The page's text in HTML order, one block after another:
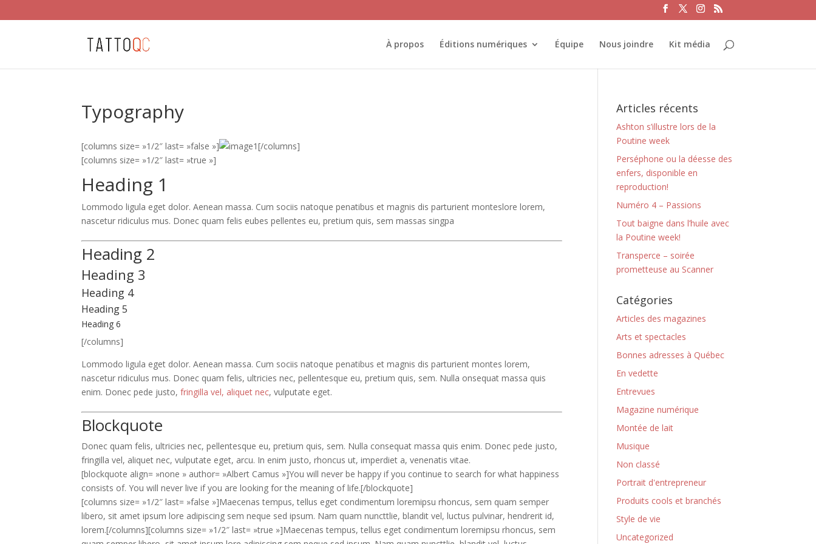
À propos Éditions numériques Équipe Nous joindre Kit média
Typography
[columns size= »1/2″ last= »false »]
[/columns]
[columns size= »1/2″ last= »true »]
Heading 1
Lommodo ligula eget dolor. Aenean massa. Cum sociis natoque penatibus et magnis dis parturient monteslore lorem,
nascetur ridiculus mus. Donec quam felis eubes pellentes eu, pretium quis, sem massas singpa
Heading 2
Heading 3
Heading 4
Heading 5
Heading 6
[/columns]
Lommodo ligula eget dolor. Aenean massa. Cum sociis natoque penatibus et magnis dis parturient montes lorem,
nascetur ridiculus mus. Donec quam felis, ultricies nec, pellentesque eu, pretium quis, sem. Nulla onsequat massa quis
enim. Donec pede justo, fringilla vel, aliquet nec, vulputate eget.
Blockquote
Donec quam felis, ultricies nec, pellentesque eu, pretium quis, sem. Nulla consequat massa quis enim. Donec pede justo,
fringilla vel, aliquet nec, vulputate eget, arcu. In enim justo, rhoncus ut, imperdiet a, venenatis vitae.
[blockquote align= »none » author= »Albert Camus »]You will never be happy if you continue to search for what happiness
consists of. You will never live if you are looking for the meaning of life.[/blockquote]
[columns size= »1/2″ last= »false »]Maecenas tempus, tellus eget condimentum loremipsu rhoncus, sem quam semper
libero, sit amet ipsum lore adipiscing sem neque sed ipsum. Nam quam nuncttlie, blandit vel, luctus pulvinar, hendrerit id,
lorem.[/columns][columns size= »1/2″ last= »true »]Maecenas tempus, tellus eget condimentum loremipsu rhoncus, sem
Articles récents
Ashton s’illustre lors de la
Poutine week
Perséphone ou la déesse des
enfers, disponible en
reproduction!
Numéro 4 – Passions
Tout baigne dans l’huile avec
la Poutine week!
Transperce – soirée
prometteuse au Scanner
Catégories
Articles des magazines
Arts et spectacles
Bonnes adresses à Québec
En vedette
Entrevues
Magazine numérique
Montée de lait
Musique
Non classé
Portrait d'entrepreneur
Produits cools et branchés
Style de vie
Uncategorized